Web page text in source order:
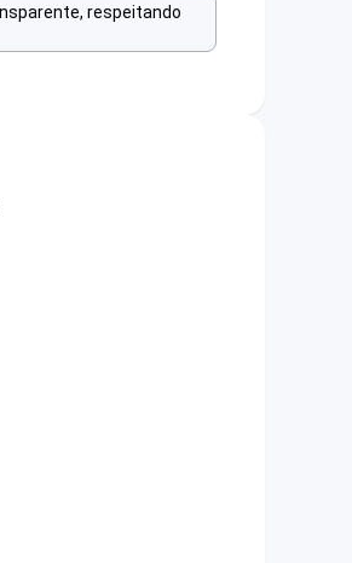
respeitando